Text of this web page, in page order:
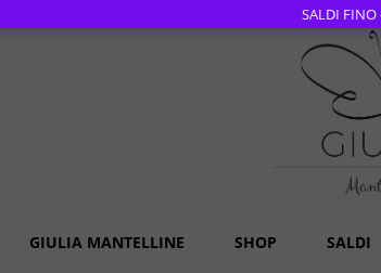
GIULIA MANTELLINE SHOP SALDI
SALDI FINO